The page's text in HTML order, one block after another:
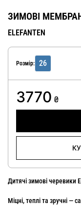
ЗИМОВІ
ELEFANTEN
Розмір: 26
3770 ₴
Дитячі зимові
Міцні, теплі та зручні —